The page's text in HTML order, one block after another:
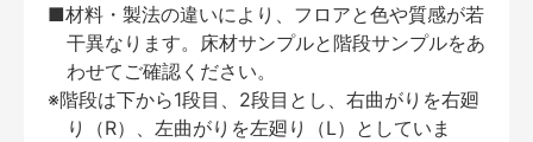
■材料・製法の違いにより、フロアと色や質感が若
干異なります。床材サンプルと階段サンプルをあ
わせてご確認ください。
※階段は下から1段目、2段目とし、右曲がりを右廻
り（R）、左曲がりを左廻り（L）としていま